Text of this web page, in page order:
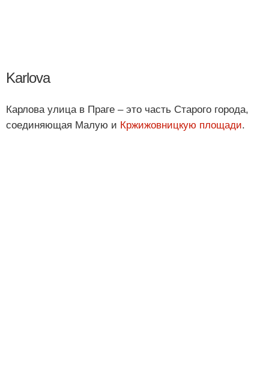
Karlova
Карлова улица в Праге – это часть Старого города,
соединяющая Малую и Кржижовницкую площади.